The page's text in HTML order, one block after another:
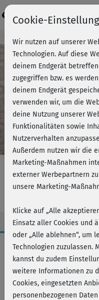
Kursvorschau - Jetzt mitmachen!
Cardio Easy -
Workout-Facts
leicht
1 Min
Michaela Holle
Cookie-
Wir nutzen auf unserer
Technologien. Auf diese
deinem Endgerät
zugegriffen bzw. es
deinem Endgerät
verwenden wir, um die
deine Nutzung unserer
Funktionalitäten sowie
Nutzerverhalten
Außerdem nutzen wir die
Marketing-Maßnahmen
externer Werbepartnern
unsere Marketing-
Klicke auf „Alle
Einsatz aller Cookies und
oder „Alle ablehnen“, um
Technologien zuzulassen.
kannst du zudem
weitere Informationen zu
Cookies, eingesetzten
personenbezogenen